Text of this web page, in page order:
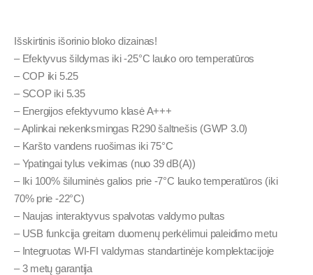
Išskirtinis išorinio bloko dizainas!
– Efektyvus šildymas iki -25°C lauko oro temperatūros
– COP iki 5.25
– SCOP iki 5.35
– Energijos efektyvumo klasė A+++
– Aplinkai nekenksmingas R290 šaltnešis (GWP 3.0)
– Karšto vandens ruošimas iki 75°C
– Ypatingai tylus veikimas (nuo 39 dB(A))
– Iki 100% šiluminės galios prie -7°C lauko temperatūros (iki
70% prie -22°C)
– Naujas interaktyvus spalvotas valdymo pultas
– USB funkcija greitam duomenų perkėlimui paleidimo metu
– Integruotas WI-FI valdymas standartinėje komplektacijoje
– 3 metų garantija